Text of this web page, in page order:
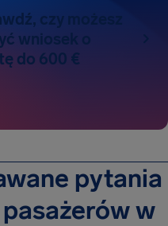
czy możesz
wniosek o
do 600 €
pytania
w